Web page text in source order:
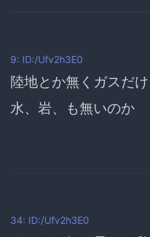
9: ID:/Ufv2h3E0
陸地とか無くガスだけ
水、岩、も無いのか
34: ID:/Ufv2h3E0